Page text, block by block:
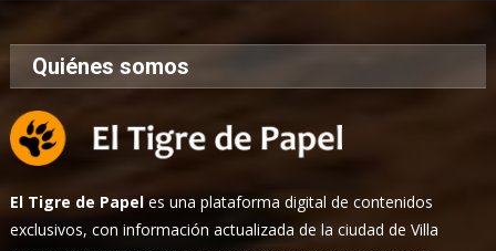
Quiénes somos
El Tigre de Papel es una plataforma digital de contenidos
exclusivos, con información actualizada de la ciudad de Villa